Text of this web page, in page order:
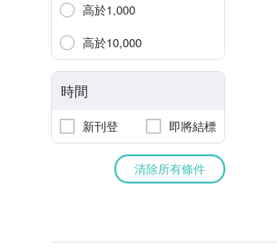
高於1,000
高於10,000
時間
新刊登 即將結標
清除所有條件